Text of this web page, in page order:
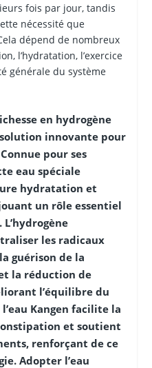
fois par jour, tandis
nécessité que
dépend de nombreux
l’hydratation, l’exercice
générale du système
en hydrogène
innovante pour
pour ses
eau spéciale
hydratation et
un rôle essentiel
les radicaux
guérison de la
la réduction de
l’équilibre du
Kangen facilite la
et soutient
renforçant de ce
Adopter l’eau